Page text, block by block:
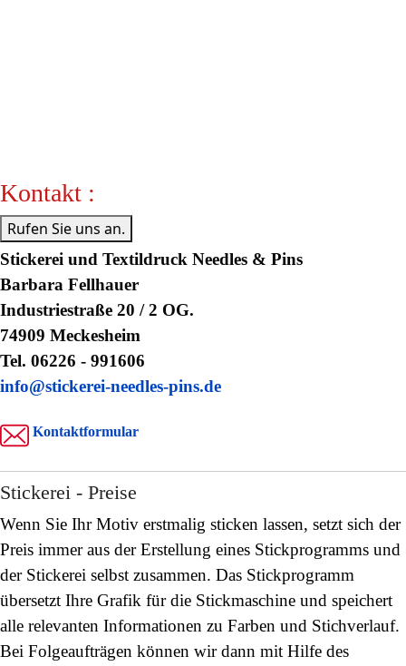
Kontakt :
Rufen Sie uns an.
Stickerei und Textildruck Needles & Pins
Barbara Fellhauer
Industriestraße 20 / 2 OG.
74909 Meckesheim
Tel. 06226 - 991606
info@stickerei-needles-pins.de
Kontaktformular
Stickerei - Preise
Wenn Sie Ihr Motiv erstmalig sticken lassen, setzt sich der
Preis immer aus der Erstellung eines Stickprogramms und
der Stickerei selbst zusammen. Das Stickprogramm
übersetzt Ihre Grafik für die Stickmaschine und speichert
alle relevanten Informationen zu Farben und Stichverlauf.
Bei Folgeaufträgen können wir dann mit Hilfe des